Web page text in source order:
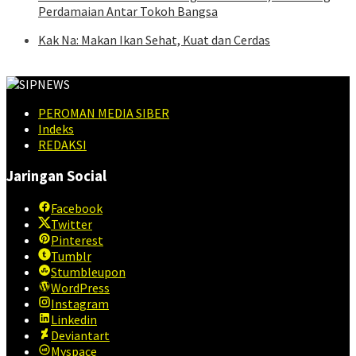
Perdamaian Antar Tokoh Bangsa
Kak Na: Makan Ikan Sehat, Kuat dan Cerdas
PEROMAN MEDIA SIBER
Indeks
REDAKSI
Jaringan Social
Facebook
Twitter
Pinterest
Tumblr
Stumbleupon
WordPress
Instagram
Linkedin
Deviantart
Myspace